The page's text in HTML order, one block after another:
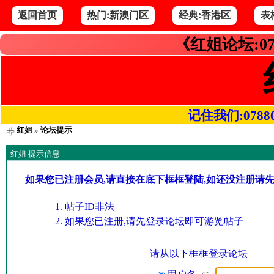
返回首页 热门:新澳门区 经典:香港区 表
《红姐论坛
记住我们
红姐» 论坛提示
红姐 提示信息
如果您已注册会员,请直接在底下框框登陆,如还没注册请
帖子ID非法
如果您已注册,请先登录论坛即可游览帖子
请从以下框框登录论坛